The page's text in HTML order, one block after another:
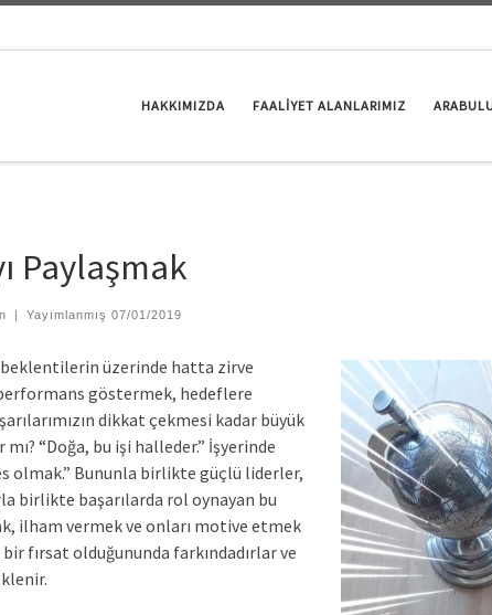
HAKKIMIZDA FAALİYET ALANLARIMIZ
Paylaşmak
Yayımlanmış 07/01/2019
beklentilerin üzerinde hatta zirve
göstermek, hedeflere
dikkat çekmesi kadar büyük
mı? “Doğa, bu işi halleder.” İşyerinde
olmak.” Bununla birlikte güçlü liderler,
birlikte başarılarda rol oynayan bu
ilham vermek ve onları motive etmek
fırsat olduğununda farkındadırlar ve